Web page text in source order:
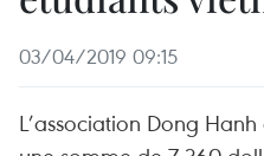
03/04/2019 09:15
L’association Dong